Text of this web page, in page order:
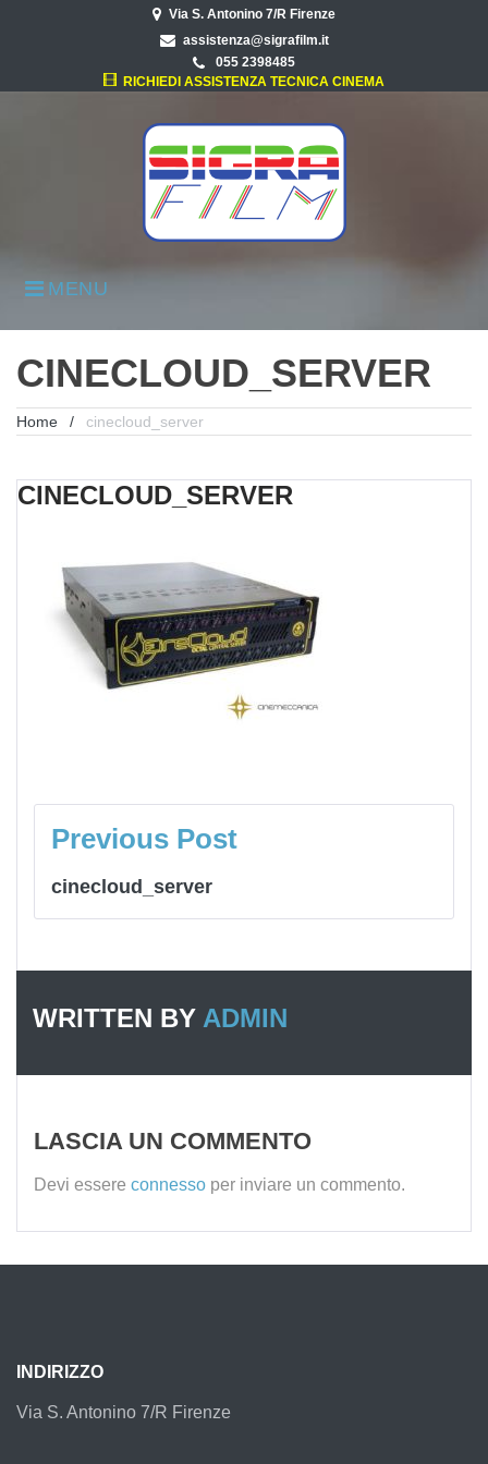
Via S. Antonino 7/R Firenze
assistenza@sigrafilm.it
055 2398485
RICHIEDI ASSISTENZA TECNICA CINEMA
MENU
CINECLOUD_SERVER
Home / cinecloud_server
CINECLOUD_SERVER
NAVIGAZIONE
ARTICOLI
Previous Post
cinecloud_server
WRITTEN BY ADMIN
LASCIA UN COMMENTO
Devi essere connesso per inviare un commento.
INDIRIZZO
Via S. Antonino 7/R Firenze